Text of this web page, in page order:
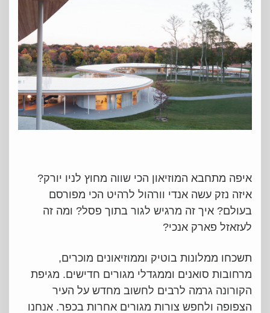
איפה מתחבא המוזיאון הכי שווה מחוץ לניו יורק?
איזה נזק עשה אנדי וורהול לרהיט הכי מפורסם
בעולם? איך זה מרגיש לגור בתוך פסל? ומה זה
לעזאזל פארק אנכי?
תשכחו ממלונות בוטיק וממוזיאונים מוכרים,
מרחובות סואנים וממגדלי מגורים חדישים. מגיפת
הקורונה גרמה לרבים לחשוב מחדש על העיר
הצפופה ולחפש צורות מגורים אחרות בכפר. אנחנו